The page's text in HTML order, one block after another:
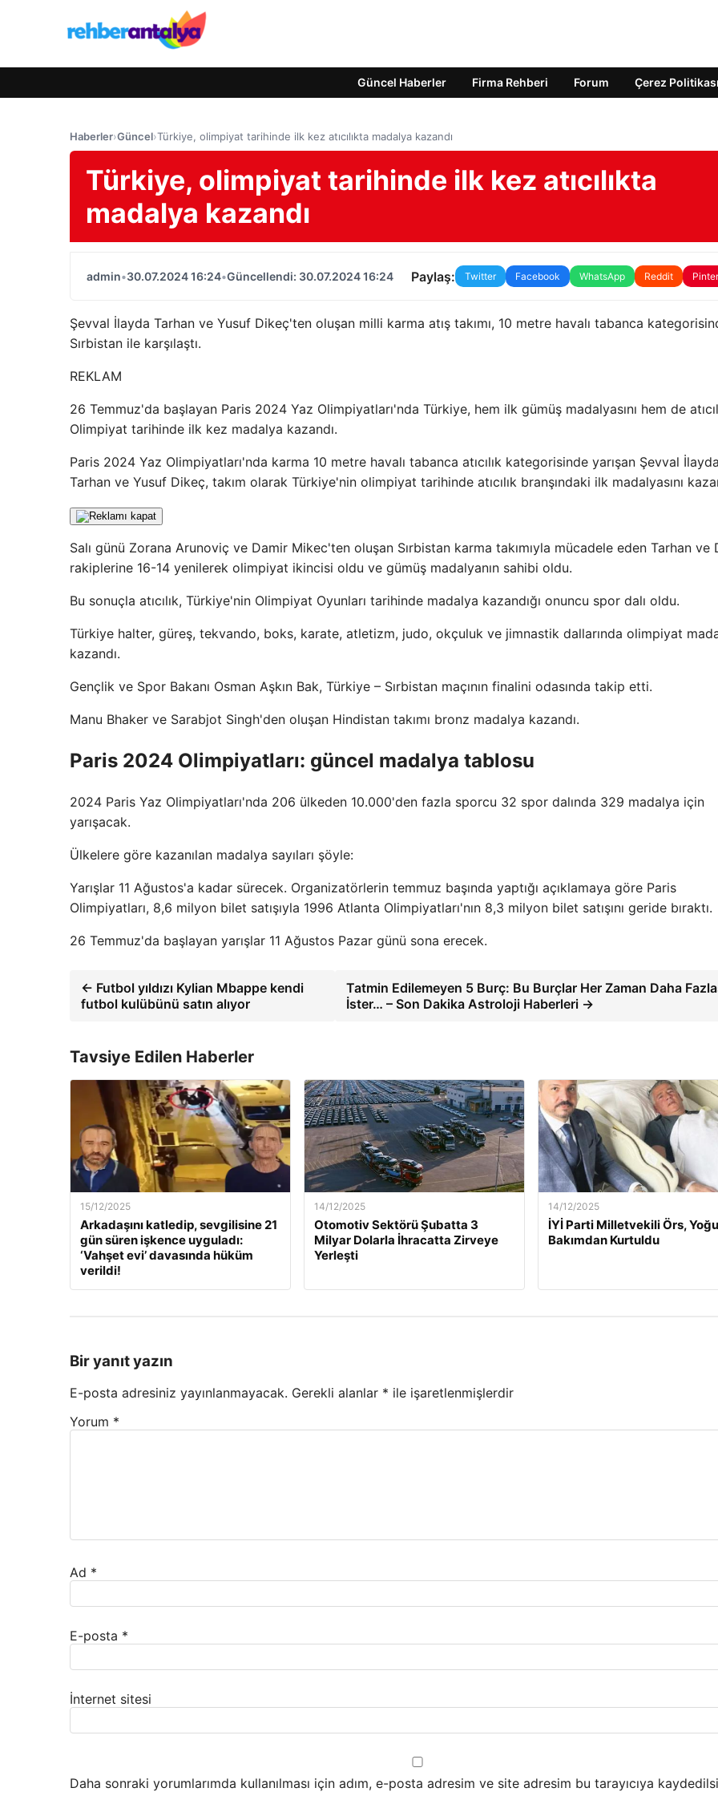
Güncel Haberler Firma Rehberi Forum Çerez Politikası
Haberler›Güncel›Türkiye, olimpiyat tarihinde ilk kez atıcılıkta madalya kazandı
Türkiye, olimpiyat tarihinde ilk kez atıcılıkta
madalya kazandı
admin•30.07.2024 16:24•Güncellendi: 30.07.2024 16:24 Paylaş: Twitter Facebook WhatsApp Reddit
Şevval İlayda Tarhan ve Yusuf Dikeç'ten oluşan milli karma atış takımı, 10 metre havalı tabanca
Sırbistan ile karşılaştı.
REKLAM
26 Temmuz'da başlayan Paris 2024 Yaz Olimpiyatları'nda Türkiye, hem ilk gümüş madalyasını hem de
Olimpiyat tarihinde ilk kez madalya kazandı.
Paris 2024 Yaz Olimpiyatları'nda karma 10 metre havalı tabanca atıcılık kategorisinde yarışan Şevval İlayda
Tarhan ve Yusuf Dikeç, takım olarak Türkiye'nin olimpiyat tarihinde atıcılık branşındaki ilk madalyasını
Salı günü Zorana Arunoviç ve Damir Mikec'ten oluşan Sırbistan karma takımıyla mücadele eden Tarhan ve
rakiplerine 16-14 yenilerek olimpiyat ikincisi oldu ve gümüş madalyanın sahibi oldu.
Bu sonuçla atıcılık, Türkiye'nin Olimpiyat Oyunları tarihinde madalya kazandığı onuncu spor dalı oldu.
Türkiye halter, güreş, tekvando, boks, karate, atletizm, judo, okçuluk ve jimnastik dallarında olimpiyat
kazandı.
Gençlik ve Spor Bakanı Osman Aşkın Bak, Türkiye – Sırbistan maçının finalini odasında takip etti.
Manu Bhaker ve Sarabjot Singh'den oluşan Hindistan takımı bronz madalya kazandı.
Paris 2024 Olimpiyatları: güncel madalya tablosu
2024 Paris Yaz Olimpiyatları'nda 206 ülkeden 10.000'den fazla sporcu 32 spor dalında 329 madalya için
yarışacak.
Ülkelere göre kazanılan madalya sayıları şöyle:
Yarışlar 11 Ağustos'a kadar sürecek. Organizatörlerin temmuz başında yaptığı açıklamaya göre Paris
Olimpiyatları, 8,6 milyon bilet satışıyla 1996 Atlanta Olimpiyatları'nın 8,3 milyon bilet satışını geride bıraktı.
26 Temmuz'da başlayan yarışlar 11 Ağustos Pazar günü sona erecek.
← Futbol yıldızı Kylian Mbappe kendi
futbol kulübünü satın alıyor
Tatmin Edilemeyen 5 Burç: Bu Burçlar Her Zaman Daha
İster… – Son Dakika Astroloji Haberleri →
Tavsiye Edilen Haberler
15/12/2025
Arkadaşını katledip, sevgilisine 21
gün süren işkence uyguladı:
‘Vahşet evi’ davasında hüküm
verildi!
14/12/2025
Otomotiv Sektörü Şubatta 3
Milyar Dolarla İhracatta Zirveye
Yerleşti
14/12/2025
İYİ Parti Milletvekili Örs,
Bakımdan Kurtuldu
Bir yanıt yazın
E-posta adresiniz yayınlanmayacak. Gerekli alanlar * ile işaretlenmişlerdir
Yorum *
Ad *
E-posta *
İnternet sitesi
Daha sonraki yorumlarımda kullanılması için adım, e-posta adresim ve site adresim bu tarayıcıya